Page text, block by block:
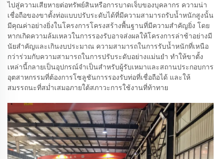
ไปสู่ความเสียหายต่อทรัพย์สินหรือการบาดเจ็บของบุคลากร ความน่า
เชื่อถือของขาตั้งท่อแบบปรับระดับได้ที่มีความสามารถรับน้ำหนักสูงนั้น
มีคุณค่าอย่างยิ่งในโครงการโครงสร้างพื้นฐานที่มีความสำคัญยิ่ง โดย
หากเกิดความล้มเหลวในการรองรับอาจส่งผลให้โครงการล่าช้าอย่างมี
นัยสำคัญและเกินงบประมาณ ความสามารถในการรับน้ำหนักที่เหนือ
กว่าร่วมกับความสามารถในการปรับระดับอย่างแม่นยำ ทำให้ขาตั้ง
เหล่านี้กลายเป็นอุปกรณ์จำเป็นสำหรับผู้รับเหมาและสถานประกอบการ
อุตสาหกรรมที่ต้องการโซลูชันการรองรับท่อที่เชื่อถือได้ และให้
สมรรถนะที่สม่ำเสมอภายใต้สภาวะการใช้งานที่ท้าทาย